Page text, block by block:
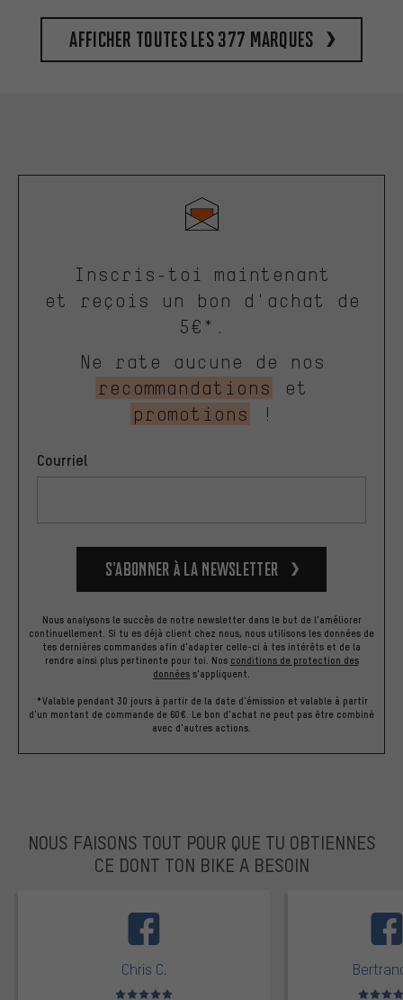
Afficher toutes les 377 marques
Inscris-toi maintenant
et reçois un bon d'achat de
5€*.
Ne rate aucune de nos
recommandations
et
promotions
!
Courriel
S’abonner à la newsletter
Nous analysons le succès de notre newsletter dans le but de l'améliorer
continuellement. Si tu es déjà client chez nous, nous utilisons les données de
tes dernières commandes afin d'adapter celle-ci à tes intérêts et de la
rendre ainsi plus pertinente pour toi. Nos conditions de protection des
données s'appliquent.
*Valable pendant 30 jours à partir de la date d'émission et valable à partir
d'un montant de commande de 60€. Le bon d'achat ne peut pas être combiné
avec d'autres actions.
NOUS FAISONS TOUT POUR QUE TU OBTIENNES
CE DONT TON BIKE A BESOIN
Chris C.
Note moyenne : 5 sur 5 Note